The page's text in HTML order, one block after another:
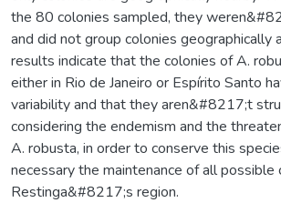
the 80 colonies sampled, they
and did not group colonies geographically
results indicate that the colonies of A.
either in Rio de Janeiro or Espírito Santo
variability and that they aren&#8217;t
considering the endemism and the
A. robusta, in order to conserve this
necessary the maintenance of all possible
Restinga&#8217;s region.